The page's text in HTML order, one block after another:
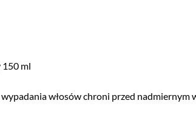
150 ml
włosów chroni przed